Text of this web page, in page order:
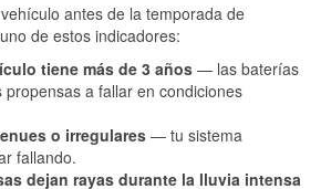
antes de la temporada de
de estos indicadores:
tiene más de 3 años — las baterías
propensas a fallar en condiciones
o irregulares — tu sistema
fallando.
dejan rayas durante la lluvia intensa